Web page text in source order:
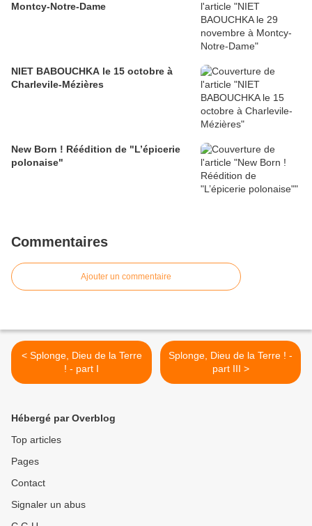
Montcy-Notre-Dame
NIET BABOUCHKA le 15 octobre à
Charlevile-Mézières
New Born ! Réédition de "L’épicerie
polonaise"
Commentaires
Ajouter un commentaire
< Splonge, Dieu de la Terre
! - part I
Splonge, Dieu de la Terre ! -
part III >
Hébergé par Overblog
Top articles
Pages
Contact
Signaler un abus